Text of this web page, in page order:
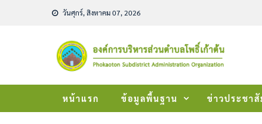
วันศุกร์, สิงหาคม 07, 2026
หน้าแรก ข้อมูลพื้นฐาน ข่าวประชา